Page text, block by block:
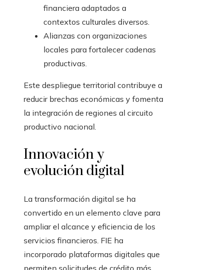
financiera adaptados a
contextos culturales diversos.
Alianzas con organizaciones
locales para fortalecer cadenas
productivas.
Este despliegue territorial contribuye a
reducir brechas económicas y fomenta
la integración de regiones al circuito
productivo nacional.
Innovación y
evolución digital
La transformación digital se ha
convertido en un elemento clave para
ampliar el alcance y eficiencia de los
servicios financieros. FIE ha
incorporado plataformas digitales que